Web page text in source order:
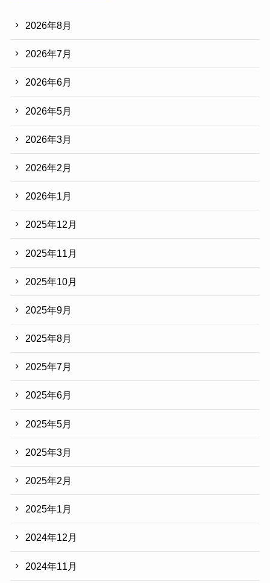
2026年8月
2026年7月
2026年6月
2026年5月
2026年3月
2026年2月
2026年1月
2025年12月
2025年11月
2025年10月
2025年9月
2025年8月
2025年7月
2025年6月
2025年5月
2025年3月
2025年2月
2025年1月
2024年12月
2024年11月